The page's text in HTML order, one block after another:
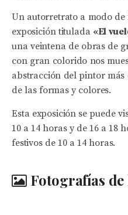
Un autorretrato a modo de
exposición titulada «El
una veintena de obras de
con gran colorido nos
abstracción del pintor
de las formas y colores.
Esta exposición se puede
10 a 14 horas y de 16 a 18
festivos de 10 a 14 horas.
Fotografías de